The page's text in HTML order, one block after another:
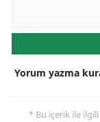
Yorum yazma
* Bu içerik ile